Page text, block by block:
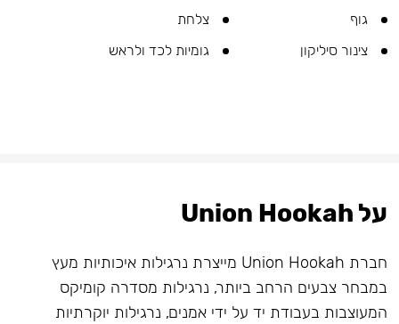
גוף
צלחת
צינור סיליקון
גומיות לכד ולראש
על Union Hookah
חברת Union Hookah מייצרת נרגילות איכותיות מעץ
במבחר צבעים הרחב ביותר, נרגילות מסדרה קומיקס
המעוצבות בעבודת יד על ידי אמנים, נרגילות יוקרתיות